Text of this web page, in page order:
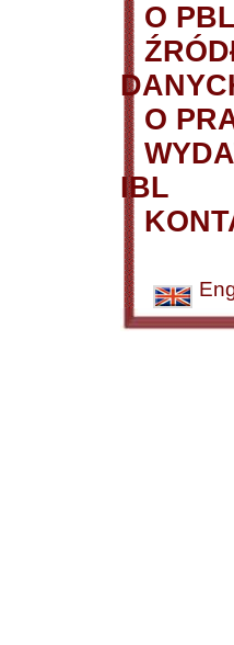
O PBL
O
IBL